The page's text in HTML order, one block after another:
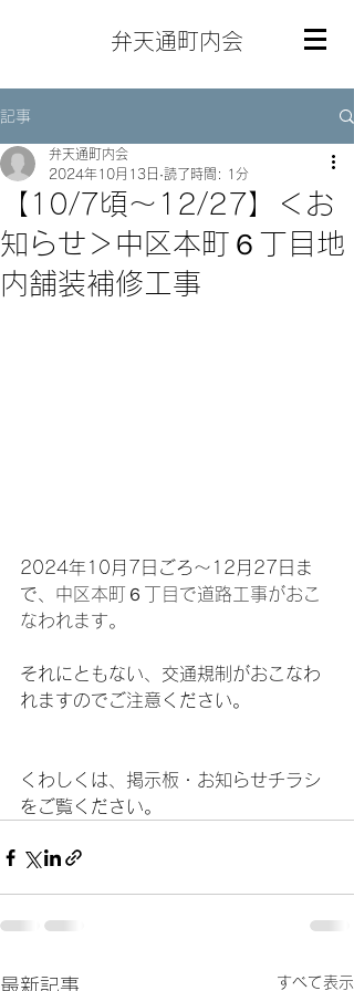
弁天通町内会
記事
【10/7頃～12/27】＜お
知らせ＞中区本町６丁目地
内舗装補修工事
弁天通町内会
2024年10月13日 読了時間: 1分
2024年10月7日ごろ～12月27日ま
で、 中区本町６丁目で道路工事がおこ
なわれます。
それにともない、交通規制がおこなわ
れますのでご注意ください。
くわしくは、掲示板・お知らせチラシ
をご覧ください。
最新記事 すべて表示